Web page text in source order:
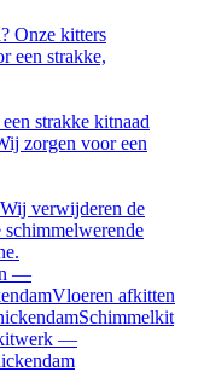
Onze kitters
een strakke,
strakke kitnaad
zorgen voor een
verwijderen de
schimmelwerende
—
Vloeren afkitten
Schimmelkit
—